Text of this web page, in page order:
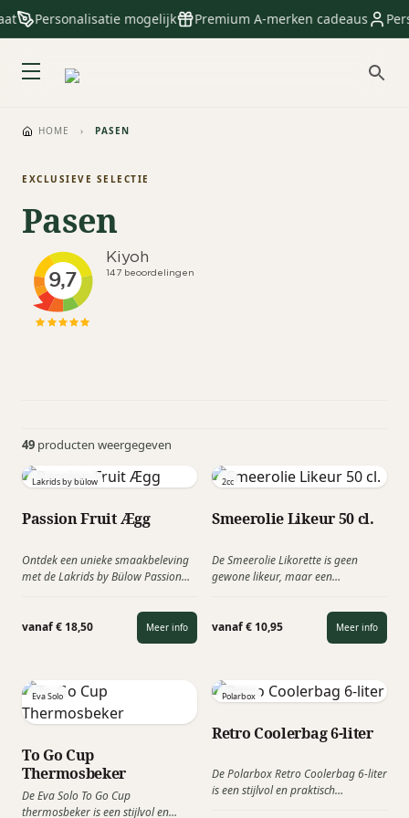
Personalisatie mogelijk Premium A-merken cadeaus
HOME › PASEN
EXCLUSIEVE SELECTIE
Pasen
49 producten weergegeven
Lakrids by bülow
Passion Fruit Ægg
Ontdek een unieke smaakbeleving
met de Lakrids by Bülow Passion
giftbox met een combinatie van
ambachtelijke chocolade en drop.
vanaf € 18,50 Meer info
2cc
Smeerolie Likeur 50 cl.
De Smeerolie Likorette is geen
gewone likeur, maar een
lichaam én geest. Geïnspireerd op
iconische oliebussen uit de jaren
’50, combineert deze likorette
relatiegeschenk voor de transport-
vanaf € 10,95 Meer info
Eva Solo
To Go Cup
Thermosbeker
De Eva Solo To Go Cup
thermosbeker is een stijlvol en
Polarbox
Retro Coolerbag 6-liter
De Polarbox Retro Coolerbag 6-liter
is een stijlvol en praktisch